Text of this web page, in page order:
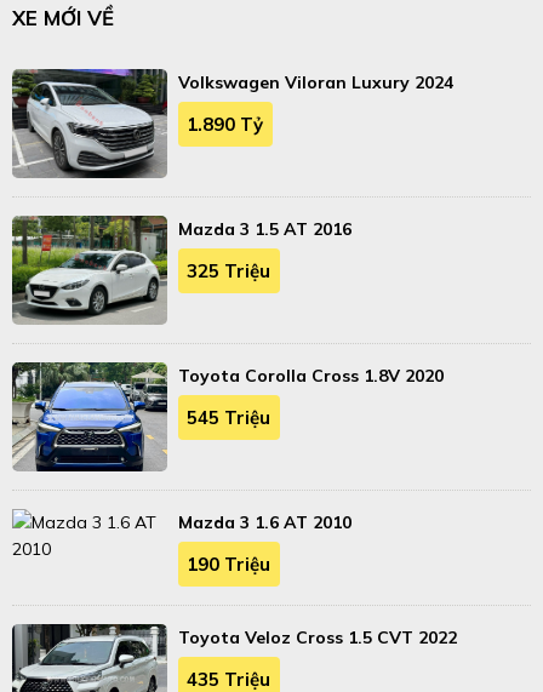
XE MỚI VỀ
Volkswagen Viloran Luxury 2024
1.890 Tỷ
Mazda 3 1.5 AT 2016
325 Triệu
Toyota Corolla Cross 1.8V 2020
545 Triệu
Mazda 3 1.6 AT 2010
190 Triệu
Toyota Veloz Cross 1.5 CVT 2022
435 Triệu